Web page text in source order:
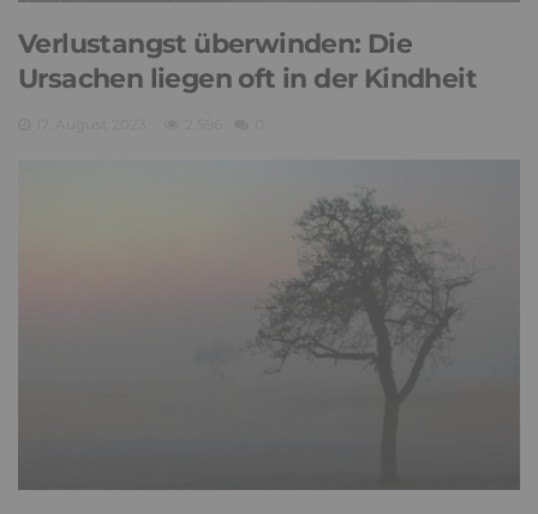
Verlustangst überwinden: Die
Ursachen liegen oft in der Kindheit